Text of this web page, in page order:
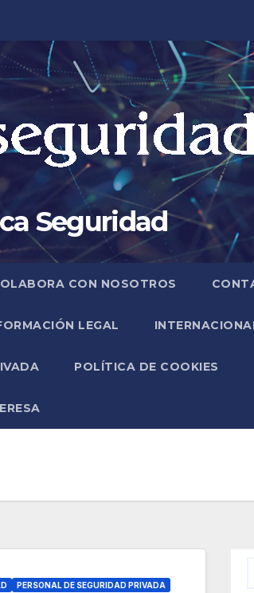
Seguridad
CON NOSOTROS
LEGAL
POLÍTICA DE COOKIES
PERSONAL DE SEGURIDAD PRIVADA